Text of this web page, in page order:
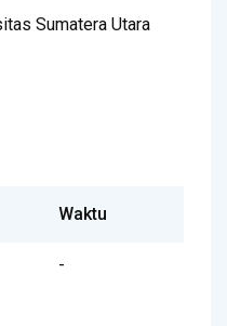
Sumatera Utara
Waktu
-